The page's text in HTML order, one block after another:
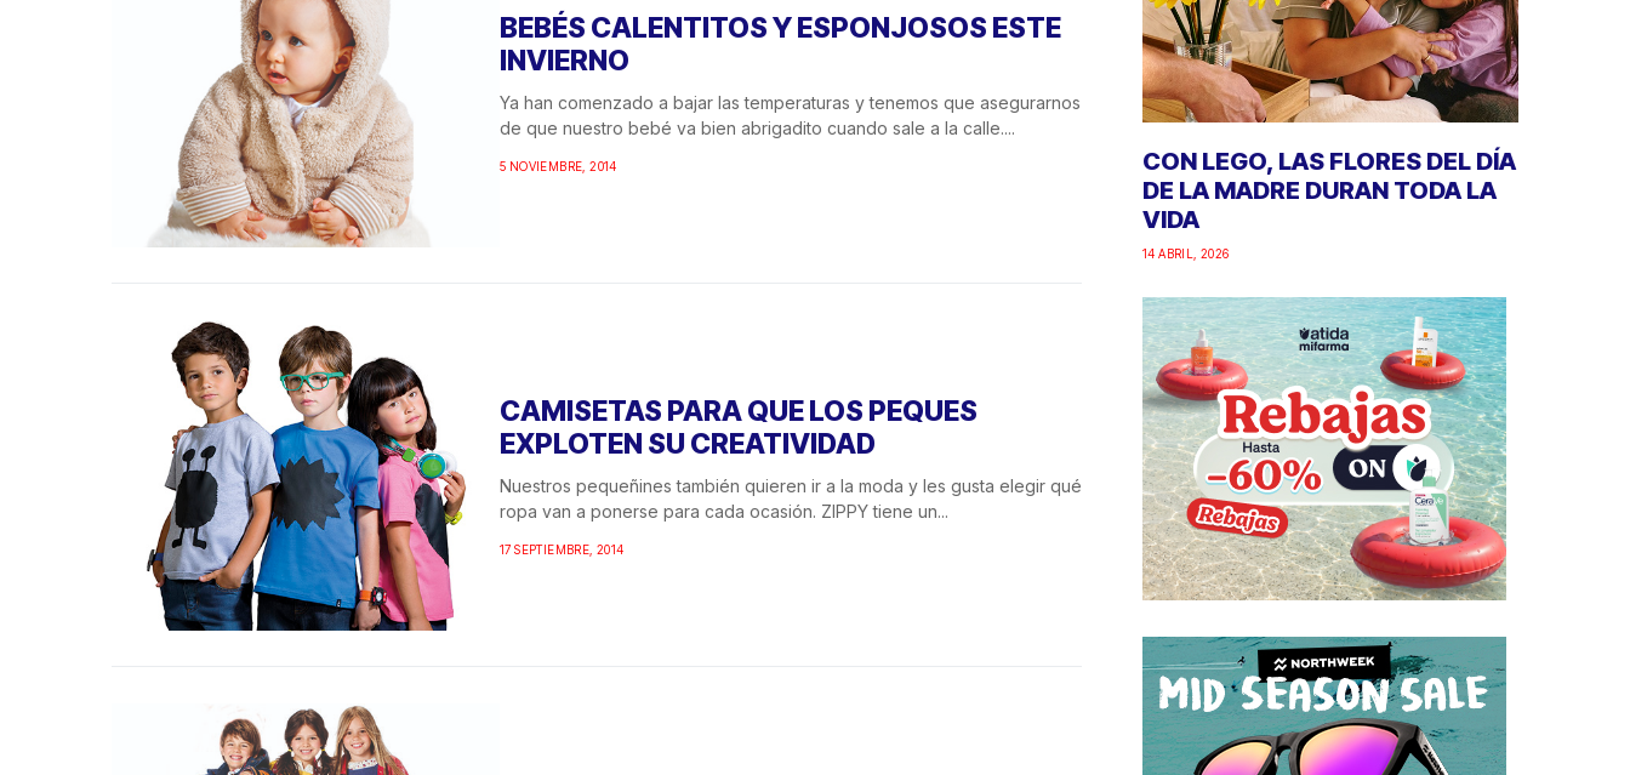
BEBÉS CALENTITOS Y ESPONJOSOS ESTE
INVIERNO
Ya han comenzado a bajar las temperaturas y tenemos que asegurarnos
de que nuestro bebé va bien abrigadito cuando sale a la calle....
5 NOVIEMBRE, 2014
CAMISETAS PARA QUE LOS PEQUES
EXPLOTEN SU CREATIVIDAD
Nuestros pequeñines también quieren ir a la moda y les gusta elegir qué
ropa van a ponerse para cada ocasión. ZIPPY tiene un...
17 SEPTIEMBRE, 2014
CON LEGO, LAS FLORES DEL DÍA
DE LA MADRE DURAN TODA LA
VIDA
14 ABRIL, 2026